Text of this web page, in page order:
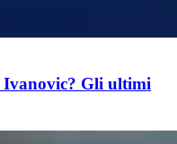
Ivanovic? Gli ultimi